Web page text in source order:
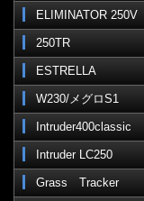
ELIMINATOR 250V
250TR
ESTRELLA
W230/メグロS1
Intruder400classic
Intruder LC250
Grass Tracker